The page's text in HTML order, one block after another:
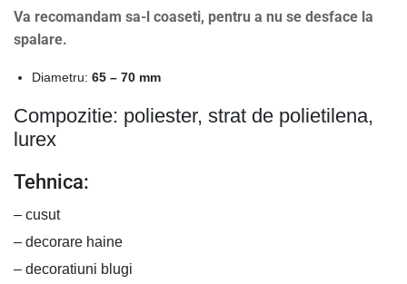
Va recomandam sa-l coaseti, pentru a nu se desface la
spalare.
Diametru: 65 – 70 mm
Compozitie: poliester, strat de polietilena,
lurex
Tehnica:
– cusut
– decorare haine
– decoratiuni blugi